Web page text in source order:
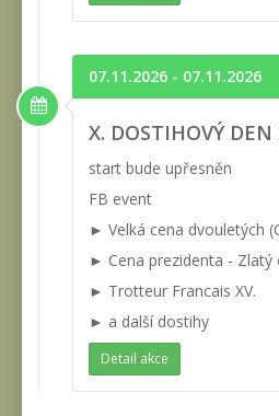
07.11.2026 - 07.11.2026
X. DOSTIHOVÝ DEN
start bude upřesněn
FB event
► Velká cena dvouletých
► Cena prezidenta - Zlatý
► Trotteur Francais XV.
► a další dostihy
Detail akce